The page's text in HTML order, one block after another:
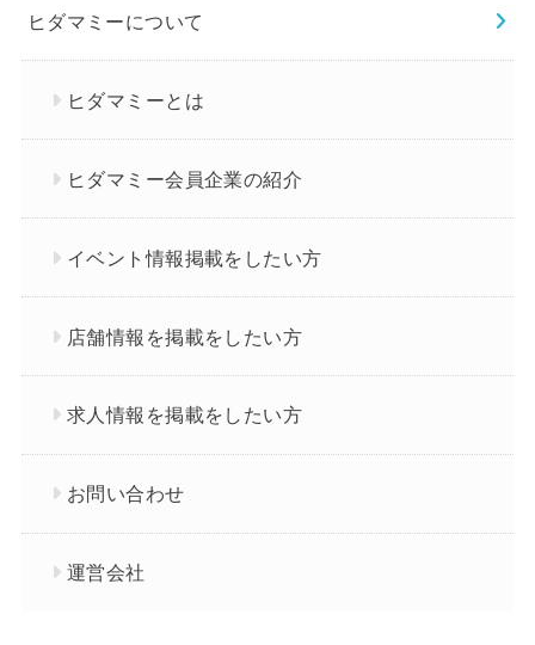
ヒダマミーについて
ヒダマミーとは
ヒダマミー会員企業の紹介
イベント情報掲載をしたい方
店舗情報を掲載をしたい方
求人情報を掲載をしたい方
お問い合わせ
運営会社